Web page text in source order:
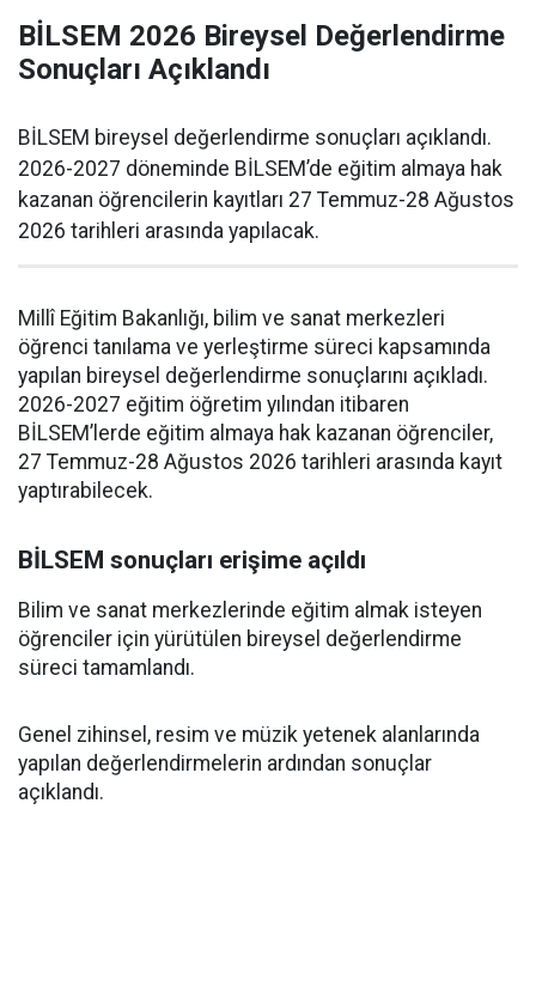
BİLSEM 2026 Bireysel Değerlendirme
Sonuçları Açıklandı
BİLSEM bireysel değerlendirme sonuçları açıklandı.
2026-2027 döneminde BİLSEM’de eğitim almaya hak
kazanan öğrencilerin kayıtları 27 Temmuz-28 Ağustos
2026 tarihleri arasında yapılacak.
Millî Eğitim Bakanlığı, bilim ve sanat merkezleri
öğrenci tanılama ve yerleştirme süreci kapsamında
yapılan bireysel değerlendirme sonuçlarını açıkladı.
2026-2027 eğitim öğretim yılından itibaren
BİLSEM’lerde eğitim almaya hak kazanan öğrenciler,
27 Temmuz-28 Ağustos 2026 tarihleri arasında kayıt
yaptırabilecek.
BİLSEM sonuçları erişime açıldı
Bilim ve sanat merkezlerinde eğitim almak isteyen
öğrenciler için yürütülen bireysel değerlendirme
süreci tamamlandı.
Genel zihinsel, resim ve müzik yetenek alanlarında
yapılan değerlendirmelerin ardından sonuçlar
açıklandı.